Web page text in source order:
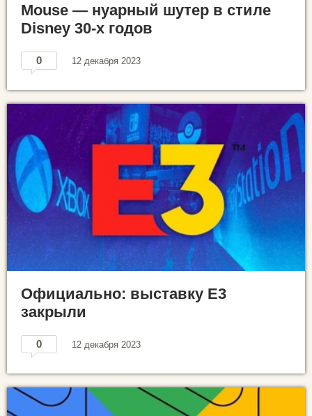
Mouse — нуарный шутер в стиле
Disney 30-х годов
0 12 декабря 2023
Официально: выставку E3
закрыли
0 12 декабря 2023